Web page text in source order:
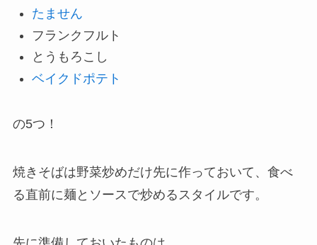
たません
フランクフルト
とうもろこし
ベイクドポテト
の5つ！
焼きそばは野菜炒めだけ先に作っておいて、食べ
る直前に麺とソースで炒めるスタイルです。